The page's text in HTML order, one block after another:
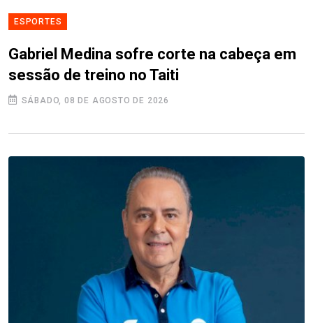
ESPORTES
Gabriel Medina sofre corte na cabeça em
sessão de treino no Taiti
SÁBADO, 08 DE AGOSTO DE 2026